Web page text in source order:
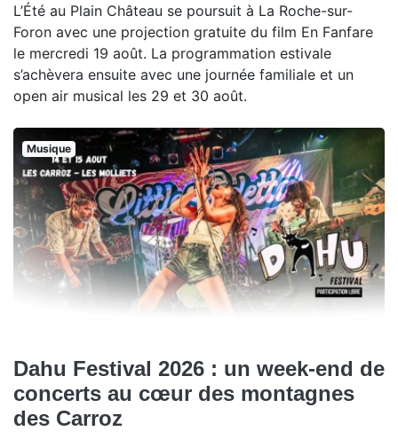
L’Été au Plain Château se poursuit à La Roche-sur-
Foron avec une projection gratuite du film En Fanfare
le mercredi 19 août. La programmation estivale
s’achèvera ensuite avec une journée familiale et un
open air musical les 29 et 30 août.
Musique
Dahu Festival 2026 : un week-end de
concerts au cœur des montagnes
des Carroz